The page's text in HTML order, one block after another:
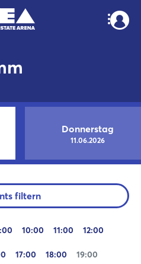
Donnerstag
11.06.2026
filtern
10:00 11:00 12:00
17:00 18:00 19:00